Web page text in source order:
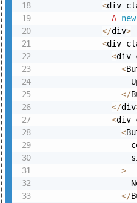
<div
A new
</div>
<div
<div
<
</
</div
<div
<
>
</